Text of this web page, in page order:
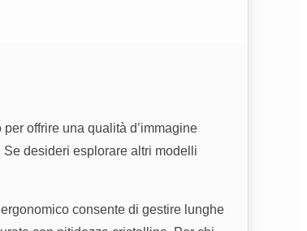
offrire una qualità d’immagine
desideri esplorare altri modelli
consente di gestire lunghe